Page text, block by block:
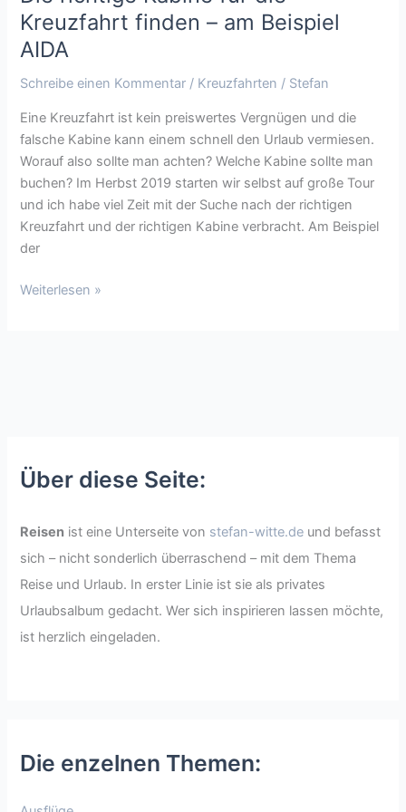
Kreuzfahrt finden – am Beispiel
AIDA
Schreibe einen Kommentar / Kreuzfahrten / Stefan
Eine Kreuzfahrt ist kein preiswertes Vergnügen und die
falsche Kabine kann einem schnell den Urlaub vermiesen.
Worauf also sollte man achten? Welche Kabine sollte man
buchen? Im Herbst 2019 starten wir selbst auf große Tour
und ich habe viel Zeit mit der Suche nach der richtigen
Kreuzfahrt und der richtigen Kabine verbracht. Am Beispiel
der
Weiterlesen »
Über diese Seite:
Reisen ist eine Unterseite von stefan-witte.de und befasst
sich – nicht sonderlich überraschend – mit dem Thema
Reise und Urlaub. In erster Linie ist sie als privates
Urlaubsalbum gedacht. Wer sich inspirieren lassen möchte,
ist herzlich eingeladen.
Die enzelnen Themen: